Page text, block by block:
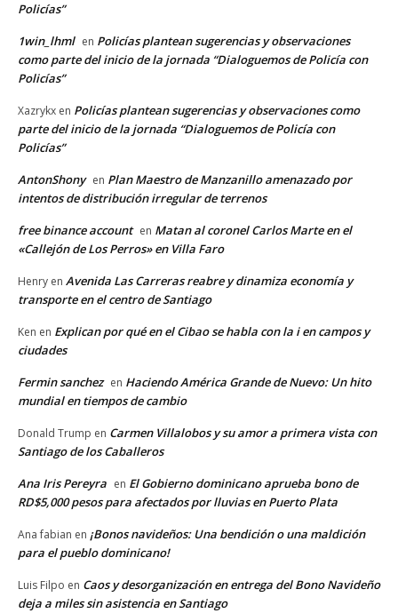
Policías”
1win_lhml en Policías plantean sugerencias y observaciones
como parte del inicio de la jornada “Dialoguemos de Policía con
Policías”
Xazrykx en Policías plantean sugerencias y observaciones como
parte del inicio de la jornada “Dialoguemos de Policía con
Policías”
AntonShony en Plan Maestro de Manzanillo amenazado por
intentos de distribución irregular de terrenos
free binance account en Matan al coronel Carlos Marte en el
«Callejón de Los Perros» en Villa Faro
Henry en Avenida Las Carreras reabre y dinamiza economía y
transporte en el centro de Santiago
Ken en Explican por qué en el Cibao se habla con la i en campos y
ciudades
Fermin sanchez en Haciendo América Grande de Nuevo: Un hito
mundial en tiempos de cambio
Donald Trump en Carmen Villalobos y su amor a primera vista con
Santiago de los Caballeros
Ana Iris Pereyra en El Gobierno dominicano aprueba bono de
RD$5,000 pesos para afectados por lluvias en Puerto Plata
Ana fabian en ¡Bonos navideños: Una bendición o una maldición
para el pueblo dominicano!
Luis Filpo en Caos y desorganización en entrega del Bono Navideño
deja a miles sin asistencia en Santiago